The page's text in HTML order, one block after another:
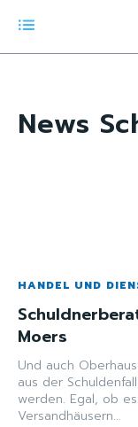
News
HANDEL UND
Moers
Und auch Oberhausen Bottrop
aus der Schuldenfalle Schulden können schnell zur
werden. Egal, ob
Versandhäusern...